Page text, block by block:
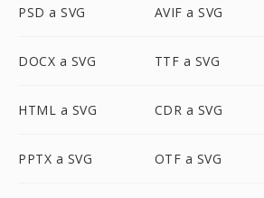
PSD a SVG AVIF a SVG
DOCX a SVG TTF a SVG
HTML a SVG CDR a SVG
PPTX a SVG OTF a SVG